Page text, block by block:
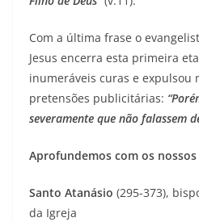
Com a última frase o
Jesus encerra esta primeira
inumeráveis curas e expulsou
pretensões publicitárias:
severamente que não falassem
Aprofundemos com os
Santo Atanásio (295-373),
da Igreja